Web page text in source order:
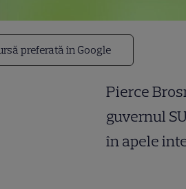
preferată în Google
Pierce
guvernul
în apele